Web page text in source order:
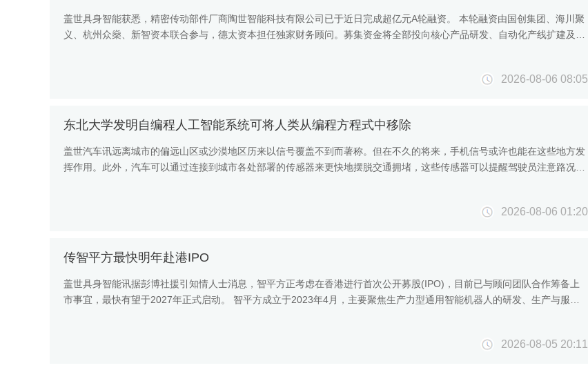
盖世具身智能获悉，精密传动部件厂商陶世智能科技有限公司已于近日完成超亿元A轮融资。 本轮融资由国创集团、海川聚
义、杭州众燊、新智资本联合参与，德太资本担任独家财务顾问。募集资金将全部投向核心产品研发、自动化产线扩建及人
2026-08-06 08:05
东北大学发明自编程人工智能系统可将人类从编程方程式中移除
盖世汽车讯远离城市的偏远山区或沙漠地区历来以信号覆盖不到而著称。但在不久的将来，手机信号或许也能在这些地方发
挥作用。此外，汽车可以通过连接到城市各处部署的传感器来更快地摆脱交通拥堵，这些传感器可以提醒驾驶员注意路况问
2026-08-06 01:20
传智平方最快明年赴港IPO
盖世具身智能讯据彭博社援引知情人士消息，智平方正考虑在香港进行首次公开募股(IPO)，目前已与顾问团队合作筹备上
市事宜，最快有望于2027年正式启动。 智平方成立于2023年4月，主要聚焦生产力型通用智能机器人的研发、生产与服
2026-08-05 20:11